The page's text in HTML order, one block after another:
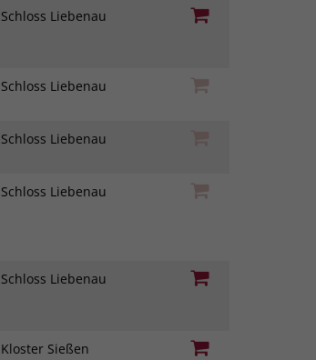
Schloss Liebenau
Schloss Liebenau
Schloss Liebenau
Schloss Liebenau
Schloss Liebenau
Kloster Sießen